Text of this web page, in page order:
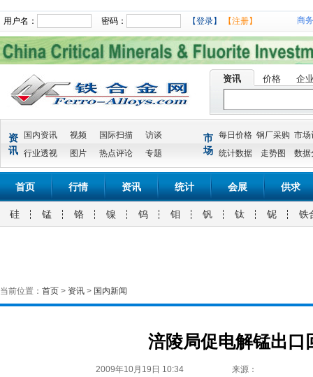
用户名： 密码： 【登录】 【注册】 商
资讯 价格 企
资
讯
国内资讯 视频 国际扫描
访谈
行业透视
图片 热点评论 专题
市
场
每日价格 钢厂采购 市场
统计数据
走势图 数据
首页 行情 资讯 统计 会展 供求
硅 锰 铬 镍 钨 钼 钒 钛 铌 铁
当前位置： 首页 > 资讯 > 国内新闻
涪陵局促电解锰出口
2009年10月19日 10:34 来源：